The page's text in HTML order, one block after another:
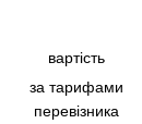
вартість
за тарифами
перевізника